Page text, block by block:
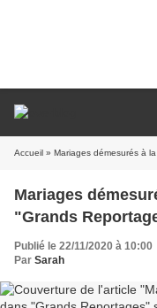
Accueil » Mariages démesurés à
Mariages
"Grands
Publié le 22/11/2020 à 10:00
Par Sarah